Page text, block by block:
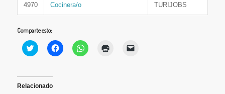
4970 Cocinera/o TURIJOBS
Comparte esto:
Haz
clic
Twitter
(Se
Haz
clic
Haz
clic
Relacionado